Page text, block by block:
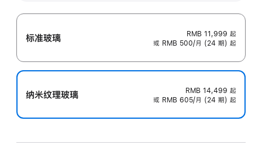
标准玻璃 RMB 11,999 起
或 RMB 500/月 (24 期) 起
纳米纹理玻璃 RMB 14,499 起
或 RMB 605/月 (24 期) 起